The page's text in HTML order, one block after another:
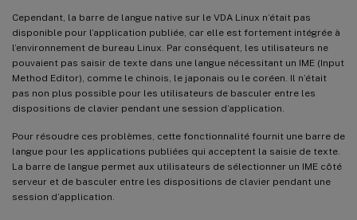
Cependant, la barre de langue native sur le VDA Linux n’était pas
disponible pour l’application publiée, car elle est fortement intégrée à
l’environnement de bureau Linux. Par conséquent, les utilisateurs ne
pouvaient pas saisir de texte dans une langue nécessitant un IME (Input
Method Editor), comme le chinois, le japonais ou le coréen. Il n’était
pas non plus possible pour les utilisateurs de basculer entre les
dispositions de clavier pendant une session d’application.
Pour résoudre ces problèmes, cette fonctionnalité fournit une barre de
langue pour les applications publiées qui acceptent la saisie de texte.
La barre de langue permet aux utilisateurs de sélectionner un IME côté
serveur et de basculer entre les dispositions de clavier pendant une
session d’application.